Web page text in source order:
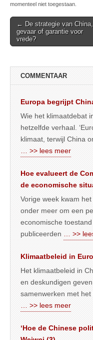
momenteel niet toegestaan.
Post
navigation
← De strategie van China,
gevaar of garantie voor
vrede?
COMMENTAAR
Europa begrijpt
Wie het klimaatdebat
hetzelfde verhaal.
klimaat, terwijl China
… >> lees meer
Hoe evalueert de
de economische
Vorige week kwam
onder meer om een
economische
publiceerden
… >>
Klimaatbeleid in
Het klimaatbeleid in
en deskundigen
samenwerken met het
… >> lees meer
‘Hoe de Chinese